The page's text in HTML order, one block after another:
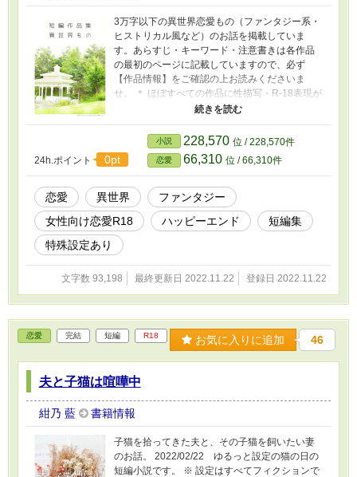
3万字以下の異世界恋愛もの（ファンタジー系・
ヒストリカル風など）のお話を掲載していま
す。あらすじ・キーワード・注意書きは各作品
の最初のページに記載していますので、必ず
【作品情報】をご確認の上お読みくださいま
せ。 ＊ ほぼすべての作品に性描写・R-18表現が
あります。該当ページには「◆」マークがつい
＊ 他サイト様に掲載している作品もあります。
＊ 設定はすべてフィクションです。実際の人
物・企業・組織・団体には一切関係ありませ
ん。
24h.ポイント 0pt
小説 228,570 位 / 228,570件
恋愛 66,310 位 / 66,310件
恋愛 異世界
ファンタジー
女性向け恋愛R18
ハッピーエンド
短編集
特殊設定あり
文字数 93,198 最終更新日 2022.11.22 登録日 2022.11.22
恋愛 完結 短編 R18 お気に入りに追加 46
夫と子猫は喧嘩中
紺乃 藍 書籍情報
子猫を拾ってきた夫と、その子猫を飼いたい妻
のお話。 2022/02/22 ゆるっと設定の猫の日の
短編小説です。 ※ 設定はすべてフィクションで